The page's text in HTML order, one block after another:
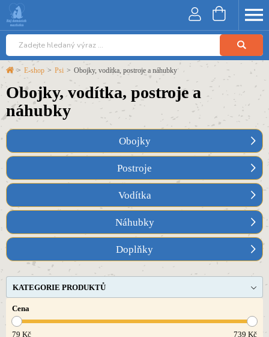
> E-shop > Psi > Obojky, vodítka, postroje a náhubky
Obojky, vodítka, postroje a
náhubky
Obojky
Postroje
Vodítka
Náhubky
Doplňky
KATEGORIE PRODUKTŮ
Cena
79 Kč 739 Kč